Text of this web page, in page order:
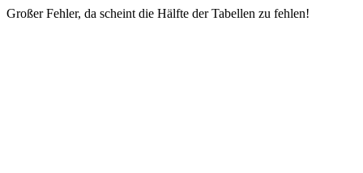
Großer Fehler, da scheint die Hälfte der Tabellen zu fehlen!